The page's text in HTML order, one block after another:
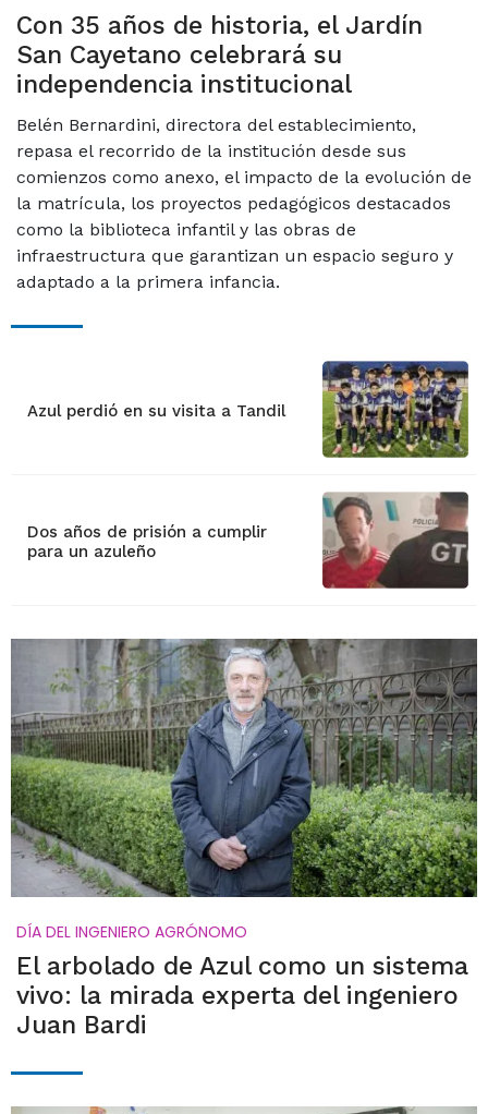
Con 35 años de historia, el Jardín
San Cayetano celebrará su
independencia institucional
Belén Bernardini, directora del establecimiento,
repasa el recorrido de la institución desde sus
comienzos como anexo, el impacto de la evolución de
la matrícula, los proyectos pedagógicos destacados
como la biblioteca infantil y las obras de
infraestructura que garantizan un espacio seguro y
adaptado a la primera infancia.
Azul perdió en su visita a Tandil
Dos años de prisión a cumplir
para un azuleño
DÍA DEL INGENIERO AGRÓNOMO
El arbolado de Azul como un sistema
vivo: la mirada experta del ingeniero
Juan Bardi